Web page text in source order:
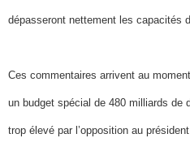
dépasseront nettement les capacités
Ces commentaires arrivent au
un budget spécial de 480 milliards de
trop élevé par l’opposition au